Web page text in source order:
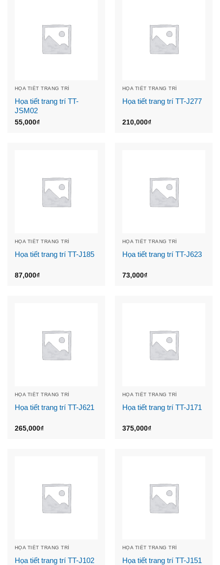
HỌA TIẾT TRANG TRÍ
Họa tiết trang trí TT-
JSM02
55,000₫
HỌA TIẾT TRANG TRÍ
Họa tiết trang trí TT-J277
210,000₫
HỌA TIẾT TRANG TRÍ
Họa tiết trang trí TT-J185
87,000₫
HỌA TIẾT TRANG TRÍ
Họa tiết trang trí TT-J623
73,000₫
HỌA TIẾT TRANG TRÍ
Họa tiết trang trí TT-J621
265,000₫
HỌA TIẾT TRANG TRÍ
Họa tiết trang trí TT-J171
375,000₫
HỌA TIẾT TRANG TRÍ
Họa tiết trang trí TT-J102
HỌA TIẾT TRANG TRÍ
Họa tiết trang trí TT-J151